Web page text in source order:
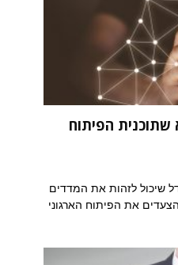
שתוכנית הפיתוח
שיכול לזהות את המדדים
את הפיתוח הארגוני